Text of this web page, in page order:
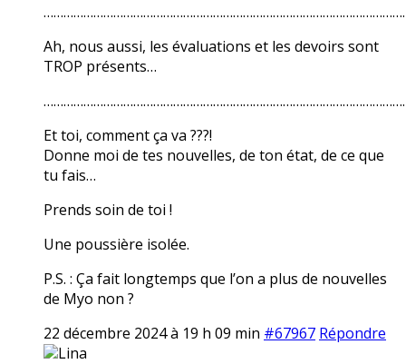
Ah, nous aussi, les évaluations et les devoirs sont
TROP présents…
Et toi, comment ça va ???!
Donne moi de tes nouvelles, de ton état, de ce que
tu fais…
Prends soin de toi !
Une poussière isolée.
P.S. : Ça fait longtemps que l’on a plus de nouvelles
de Myo non ?
22 décembre 2024 à 19 h 09 min #67967 Répondre
Lina